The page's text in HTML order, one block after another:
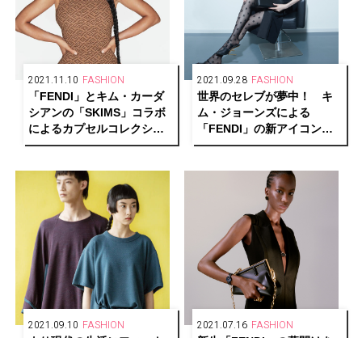
2021.11.10 FASHION
「FENDI」とキム・カーダ
シアンの「SKIMS」コラボ
によるカプセルコレクショ
ンが誕生！ 渋谷PARCOに
催中。
2021.09.28 FASHION
世界のセレブが夢中！ キ
ム・ジョーンズによる
「FENDI」の新アイコンバ
ッグ、「フェンディ ファー
2021.09.10 FASHION 2021.07.16 FASHION